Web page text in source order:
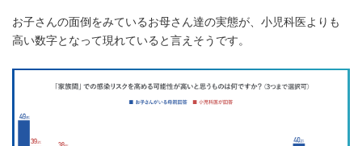
お子さんの面倒をみているお母さん達の実態が、小児科医よりも
高い数字となって現れていると言えそうです。